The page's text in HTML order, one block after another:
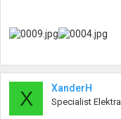
X XanderH
Specialist Elektra